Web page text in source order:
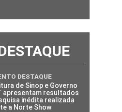
DESTAQUE
de Sinop e Governo
apresentam resultados
inédita realizada
a Norte Show